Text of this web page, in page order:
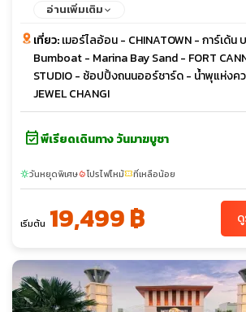
อ่านเพิ่มเติม
เที่ยว:เมอร์ไลอ้อน - CHINATOWN - การ์เด้น
Bumboat - Marina Bay Sand - FORT
STUDIO - ช้อปปิ้งถนนออร์ชาร์ด - น้ำพุแห่งค
JEWEL CHANGI
event_availableพีเรียดเดินทาง วันมาฆบูชา
sunnyวันหยุดพิเศษlocal_fire_departmentโปรไฟไหม้confirmation_numberที่เหลือน้อย
เริ่มต้น 19,499 ฿